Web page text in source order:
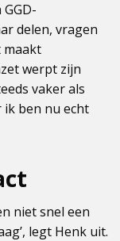
delen, vragen
maakt
werpt zijn
vaker als
ik ben nu echt
niet snel een
legt Henk uit.